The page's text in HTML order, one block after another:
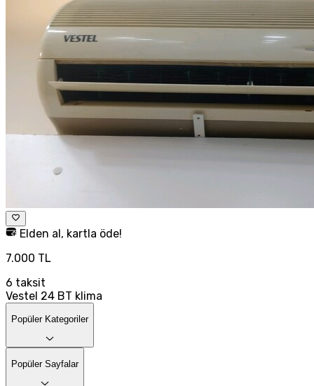
Elden al, kartla öde!
7.000 TL
6 taksit
Vestel 24 BT klima
Popüler Kategoriler
Popüler Sayfalar